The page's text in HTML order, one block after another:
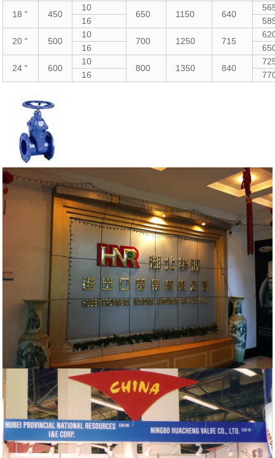
18 " 450
10
650 1150 640
16
20 " 500
10
700 1250 715
16
24 " 600
10
800 1350 840
16